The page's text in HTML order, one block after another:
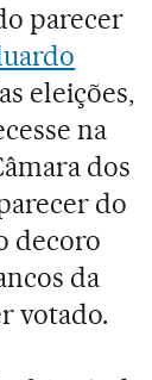
parecer
eleições,
na
dos
do
decoro
da
votado.